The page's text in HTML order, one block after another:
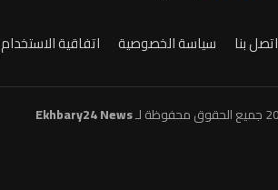
اتصل بنا سياسة الخصوصية اتفاقية الاستخدام
Ekhbary24 News